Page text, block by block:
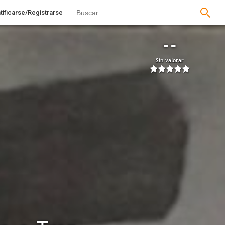
Registrarse
--
Sin valorar